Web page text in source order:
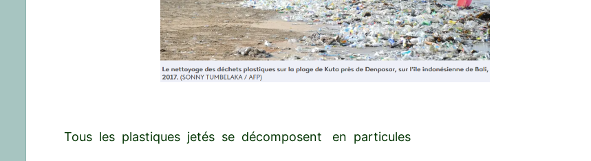
Tous les plastiques jetés se décomposent en particules